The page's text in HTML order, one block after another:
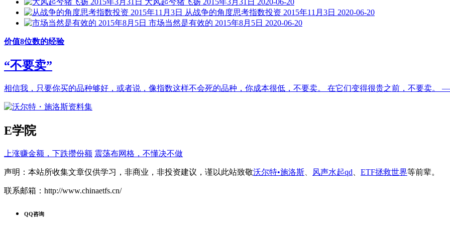
大风起兮猪飞扬 2015年3月31日 2020-06-20
从战争的角度思考指数投资 2015年11月3日 2020-06-20
市场当然是有效的 2015年8月5日 2020-06-20
价值8位数的经验
“不要卖”
相信我，只要你买的品种够好，或者说，像指数这样不会死的品种，你成本很低，不要卖。 在它们变得很贵之前，不要卖。
E学院
上涨赚金额，下跌攒份额 震荡布网格，不懂决不做
声明：本站所收集文章仅供学习，非商业，非投资建议，谨以此站致敬沃尔特•施洛斯 风声水起qd ETF拯救世界等前辈。
联系邮箱：http://www.chinaetfs.cn/
QQ咨询